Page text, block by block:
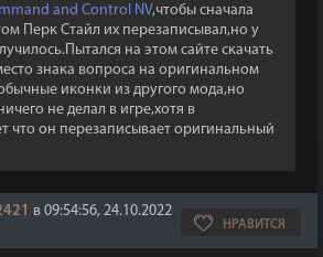
and Control NV,чтобы сначала
Перк Стайл их перезаписывал,но у
на этом сайте скачать
знака вопроса на оригинальном
иконки из другого мода,но
не делал в игре,хотя в
что он перезаписывает оригинальный
в 09:54:56, 24.10.2022
НРАВИТСЯ